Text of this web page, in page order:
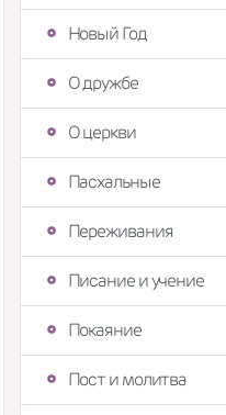
Новый Год
О дружбе
О церкви
Пасхальные
Переживания
Писание и учение
Покаяние
Пост и молитва